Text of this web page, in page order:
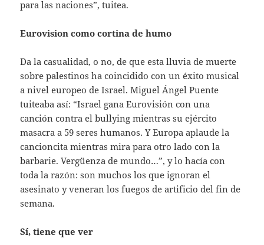
para las naciones”, tuitea.
Eurovision como cortina de humo
Da la casualidad, o no, de que esta lluvia de muerte
sobre palestinos ha coincidido con un éxito musical
a nivel europeo de Israel. Miguel Ángel Puente
tuiteaba así: “Israel gana Eurovisión con una
canción contra el bullying mientras su ejército
masacra a 59 seres humanos. Y Europa aplaude la
cancioncita mientras mira para otro lado con la
barbarie. Vergüenza de mundo…”, y lo hacía con
toda la razón: son muchos los que ignoran el
asesinato y veneran los fuegos de artificio del fin de
semana.
Sí, tiene que ver